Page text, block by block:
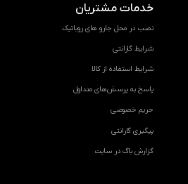
خدمات مشتریان
نصب در محل جارو های روباتیک
شرایط گارانتی
شرایط استفاده از کالا
پاسخ به پرسش‌های متداول
حریم خصوصی
پیگیری گارانتی
گزارش باگ در سایت